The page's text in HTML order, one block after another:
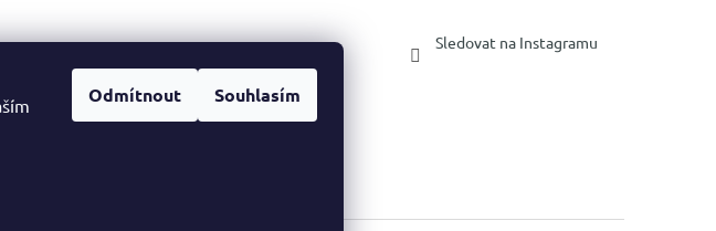
Odmítnout Souhlasím
Sledovat na Instagramu